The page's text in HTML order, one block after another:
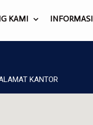
KAMI INFORMASI
KANTOR